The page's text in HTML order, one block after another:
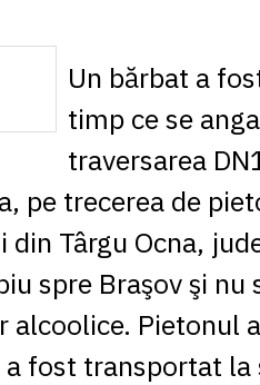
1 MDL= 0.2538
1 NOK = 0.4191
= 2.6097
1 PLN= 1.1646
1 RUB= 0.0530
1 SEK= 0.4526
1 TRY= 0.1141
1 UAH = 0.1048
1 XDR = 5.9383
1 ZAR= 0.2318
Un bărbat a
timp ce se
traversarea
pe trecerea de
din Târgu Ocna,
spre Braşov şi nu
Pietonul
fost transportat la